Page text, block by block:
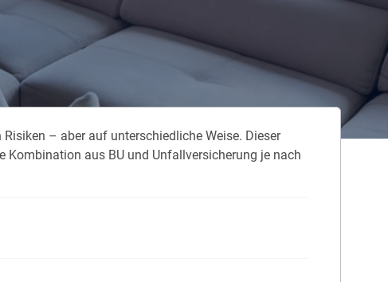
Das neue Elterngeld
Das Zuhause absichern
Ausfalldeckung in der Haftpflicht
Kurzschluss und Überspannung
– aber auf unterschiedliche Weise. Dieser
Kombination aus BU und Unfallversicherung je nach